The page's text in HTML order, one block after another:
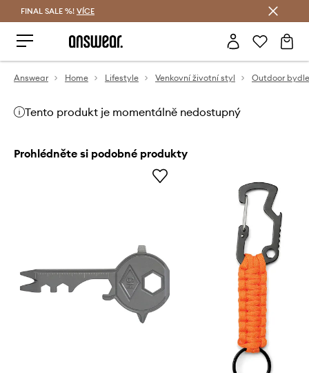
FINAL SALE %! VÍCE
Answear Home Lifestyle Venkovní životní styl Outdoor
Tento produkt je momentálně nedostupný
Prohlédněte si podobné produkty